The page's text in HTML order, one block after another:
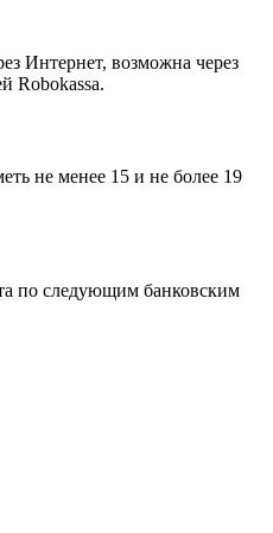
Интернет, возможна через
Robokassa.
не менее 15 и не более 19
по следующим банковским